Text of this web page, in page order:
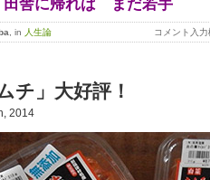
舎に帰れば まだ若手
, in 人生論 コメント入力
チ」大好評！
2014